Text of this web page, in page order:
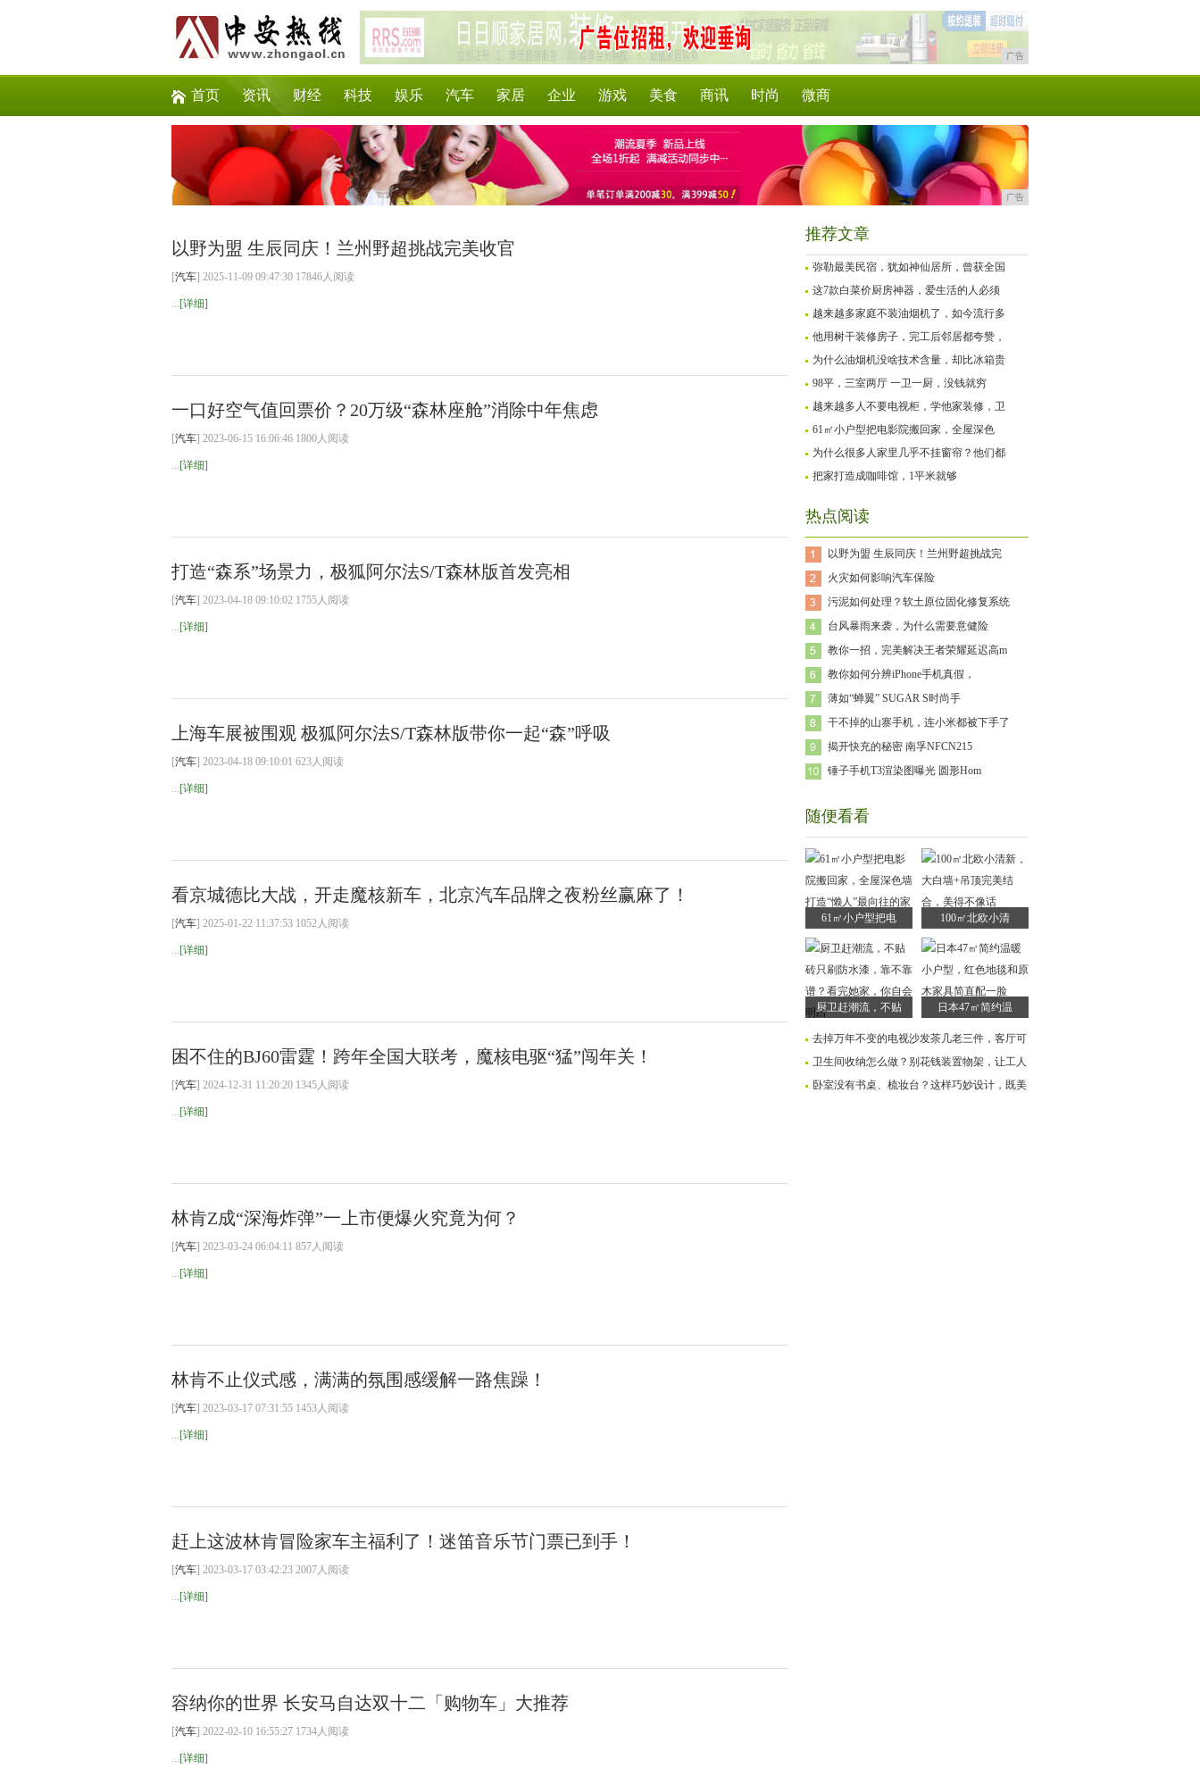
广告
首页 资讯 财经 科技 娱乐 汽车 家居 企业 游戏 美食 商讯 时尚 微商
广告
以野为盟 生辰同庆！兰州野超挑战完美收官
[汽车] 2025-11-09 09:47:30 17846人阅读
...[详细]
一口好空气值回票价？20万级“森林座舱”消除中年焦虑
[汽车] 2023-06-15 16:06:46 1800人阅读
...[详细]
打造“森系”场景力，极狐阿尔法S/T森林版首发亮相
[汽车] 2023-04-18 09:10:02 1755人阅读
...[详细]
上海车展被围观 极狐阿尔法S/T森林版带你一起“森”呼吸
[汽车] 2023-04-18 09:10:01 623人阅读
...[详细]
看京城德比大战，开走魔核新车，北京汽车品牌之夜粉丝赢麻了！
[汽车] 2025-01-22 11:37:53 1052人阅读
...[详细]
困不住的BJ60雷霆！跨年全国大联考，魔核电驱“猛”闯年关！
[汽车] 2024-12-31 11:20:20 1345人阅读
...[详细]
林肯Z成“深海炸弹”一上市便爆火究竟为何？
[汽车] 2023-03-24 06:04:11 857人阅读
...[详细]
林肯不止仪式感，满满的氛围感缓解一路焦躁！
[汽车] 2023-03-17 07:31:55 1453人阅读
...[详细]
赶上这波林肯冒险家车主福利了！迷笛音乐节门票已到手！
[汽车] 2023-03-17 03:42:23 2007人阅读
...[详细]
容纳你的世界 长安马自达双十二「购物车」大推荐
[汽车] 2022-02-10 16:55:27 1734人阅读
...[详细]
推荐文章
弥勒最美民宿，犹如神仙居所，曾获全国
这7款白菜价厨房神器，爱生活的人必须
越来越多家庭不装油烟机了，如今流行多
他用树干装修房子，完工后邻居都夸赞，
为什么油烟机没啥技术含量，却比冰箱贵
98平，三室两厅 一卫一厨，没钱就穷
越来越多人不要电视柜，学他家装修，卫
61㎡小户型把电影院搬回家，全屋深色
为什么很多人家里几乎不挂窗帘？他们都
把家打造成咖啡馆，1平米就够
热点阅读
以野为盟 生辰同庆！兰州野超挑战完
火灾如何影响汽车保险
污泥如何处理？软土原位固化修复系统
台风暴雨来袭，为什么需要意健险
教你一招，完美解决王者荣耀延迟高m
教你如何分辨iPhone手机真假，
薄如“蝉翼” SUGAR S时尚手
干不掉的山寨手机，连小米都被下手了
揭开快充的秘密 南孚NFCN215
锤子手机T3渲染图曝光 圆形Hom
随便看看
61㎡小户型把电 100㎡北欧小清
厨卫赶潮流，不贴 日本47㎡简约温
去掉万年不变的电视沙发茶几老三件，客厅可
卫生间收纳怎么做？别花钱装置物架，让工人
卧室没有书桌、梳妆台？这样巧妙设计，既美